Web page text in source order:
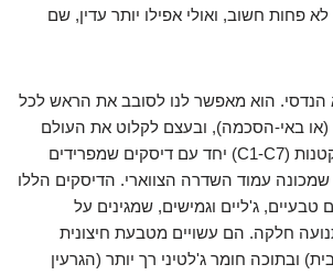
פחות חשוב, ואולי אפילו יותר עדין, שם
הנדסי. הוא מאפשר לנו לסובב את הראש לכל
(או באי-הסכמה), ובעצם לקלוט את העולם
סביבנו. שבע חוליות קטנות (C1-C7) יחד עם דיסקים שמפרידים
שמכונה עמוד השדרה הצווארי. הדיסקים הללו
טבעיים, ג'ליים וגמישים, שמגינים על
חלקה. הם עשויים מטבעת חיצונית
ובתוכה חומר ג'לטיני רך יותר (הגרעין